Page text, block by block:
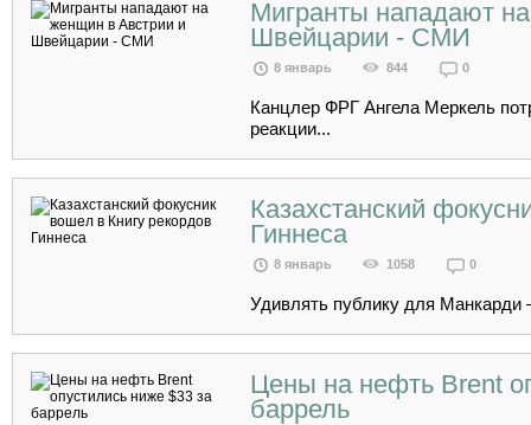
Мигранты нападают
Швейцарии - СМИ
8 январь 844 0
Канцлер ФРГ Ангела Меркель
реакции...
Казахстанский
Гиннеса
8 январь 1058 0
Удивлять публику для Манкарди
Цены на нефть Brent
баррель